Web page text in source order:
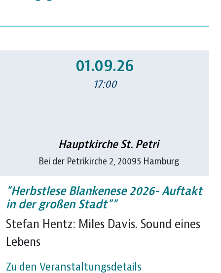
01.09.26
17:00
Hauptkirche St. Petri
Bei der Petrikirche 2, 20095 Hamburg
"Herbstlese Blankenese 2026- Auftakt
in der großen Stadt""
Stefan Hentz: Miles Davis. Sound eines
Lebens
Zu den Veranstaltungsdetails